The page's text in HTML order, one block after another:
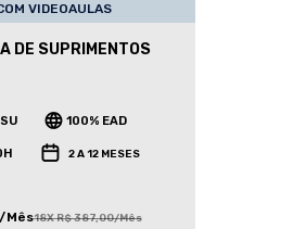
VIDEOAULAS
DE SUPRIMENTOS
100% EAD
2 A 12 MESES
Mês18X R$ 387,00/Mês